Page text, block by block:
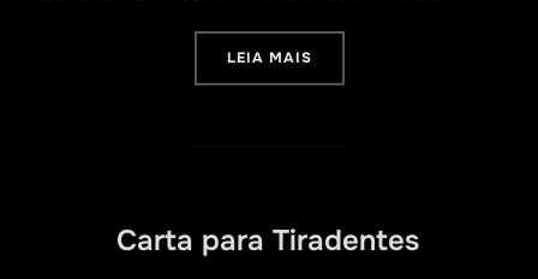
LEIA MAIS“O BRASIL FEITO POR NÓS”
Carta para Tiradentes